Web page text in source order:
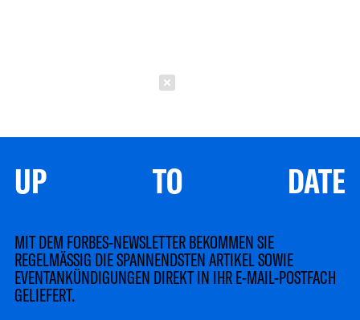
UP TO DATE
MIT DEM FORBES-NEWSLETTER BEKOMMEN SIE
REGELMÄSSIG DIE SPANNENDSTEN ARTIKEL SOWIE
EVENTANKÜNDIGUNGEN DIREKT IN IHR E-MAIL-POSTFACH
GELIEFERT.